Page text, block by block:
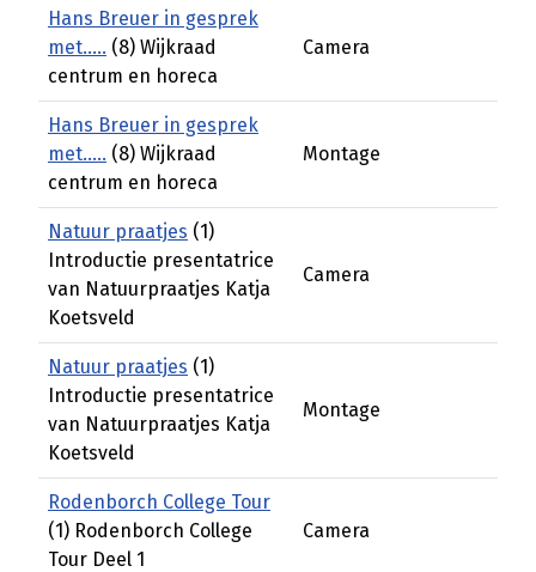
Hans Breuer in gesprek
met..... (8) Wijkraad
centrum en horeca
Camera
Hans Breuer in gesprek
met..... (8) Wijkraad
centrum en horeca
Montage
Natuur praatjes (1)
Introductie presentatrice
van Natuurpraatjes Katja
Koetsveld
Camera
Natuur praatjes (1)
Introductie presentatrice
van Natuurpraatjes Katja
Koetsveld
Montage
Rodenborch College Tour
(1) Rodenborch College
Tour Deel 1
Camera